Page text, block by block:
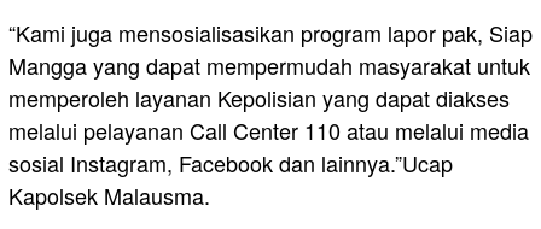
“Kami juga mensosialisasikan program lapor pak, Siap
Mangga yang dapat mempermudah masyarakat untuk
memperoleh layanan Kepolisian yang dapat diakses
melalui pelayanan Call Center 110 atau melalui media
sosial Instagram, Facebook dan lainnya.”Ucap
Kapolsek Malausma.